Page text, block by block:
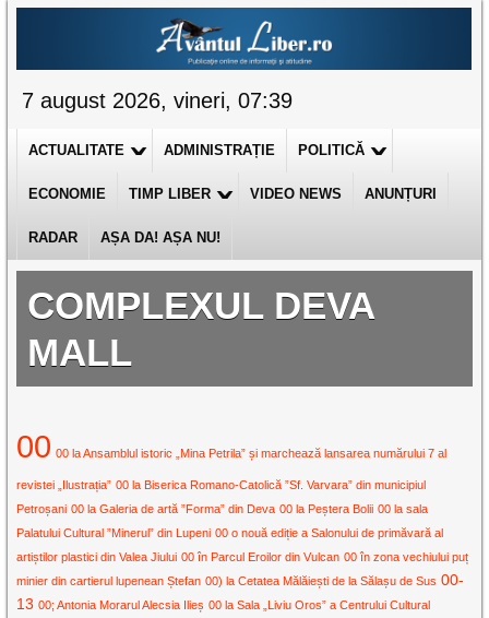
7 august 2026, vineri, 07:39
ACTUALITATE ADMINISTRAȚIE POLITICĂ
ECONOMIE TIMP LIBER VIDEO NEWS ANUNȚURI
RADAR AȘA DA! AȘA NU!
COMPLEXUL DEVA
MALL
00 00 la Ansamblul istoric „Mina Petrila” și marchează lansarea numărului 7 al
revistei „Ilustrația” 00 la Biserica Romano-Catolică ”Sf. Varvara” din municipiul
Petroșani 00 la Galeria de artă ”Forma” din Deva 00 la Peștera Bolii 00 la sala
Palatului Cultural ”Minerul” din Lupeni 00 o nouă ediție a Salonului de primăvară al
artiștilor plastici din Valea Jiului 00 în Parcul Eroilor din Vulcan 00 în zona vechiului puț
minier din cartierul lupenean Ștefan 00) la Cetatea Mălăiești de la Sălașu de Sus 00-
13 00; Antonia Morarul Alecsia Ilieș 00 la Sala „Liviu Oros” a Centrului Cultural